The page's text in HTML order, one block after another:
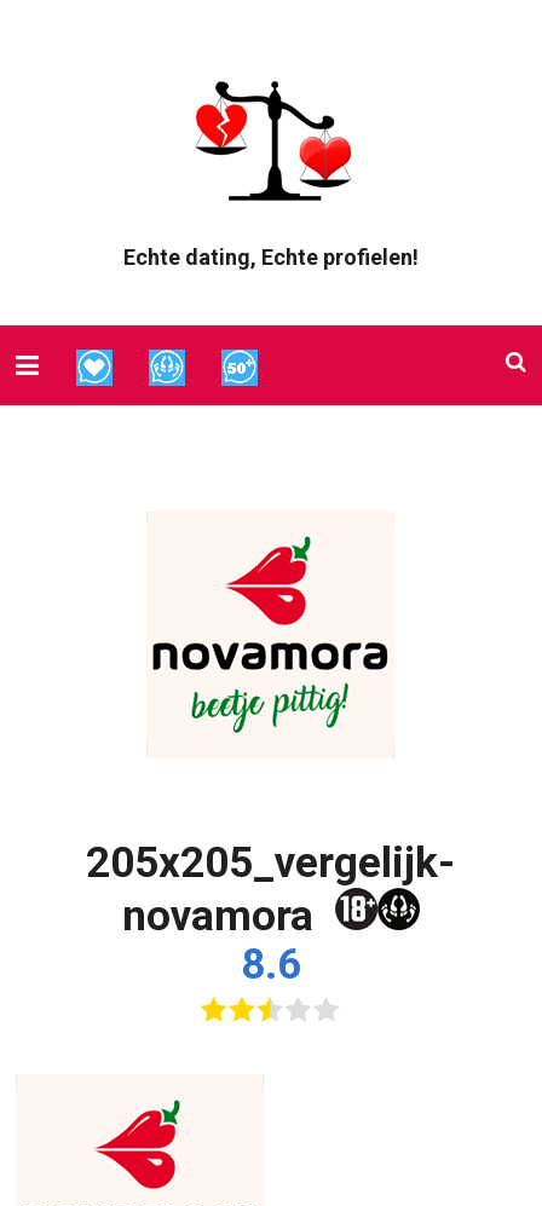
Echte dating, Echte profielen!
205x205_vergelijk-
novamora
8.6